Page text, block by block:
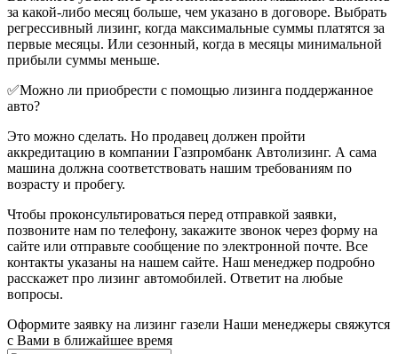
за какой-либо месяц больше, чем указано в договоре. Выбрать
регрессивный лизинг, когда максимальные суммы платятся за
первые месяцы. Или сезонный, когда в месяцы минимальной
прибыли суммы меньше.
✅Можно ли приобрести с помощью лизинга поддержанное
авто?
Это можно сделать. Но продавец должен пройти
аккредитацию в компании Газпромбанк Автолизинг. А сама
машина должна соответствовать нашим требованиям по
возрасту и пробегу.
Чтобы проконсультироваться перед отправкой заявки,
позвоните нам по телефону, закажите звонок через форму на
сайте или отправьте сообщение по электронной почте. Все
контакты указаны на нашем сайте. Наш менеджер подробно
расскажет про лизинг автомобилей. Ответит на любые
вопросы.
Оформите заявку на лизинг газели Наши менеджеры свяжутся
с Вами в ближайшее время